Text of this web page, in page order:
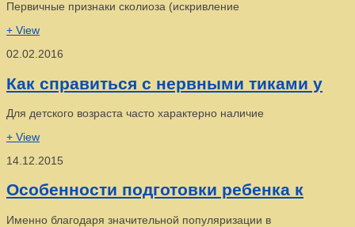
Первичные признаки сколиоза (искривление
+ View
02.02.2016
Как справиться с нервными тиками у
Для детского возраста часто характерно наличие
+ View
14.12.2015
Особенности подготовки ребенка к
Именно благодаря значительной популяризации в